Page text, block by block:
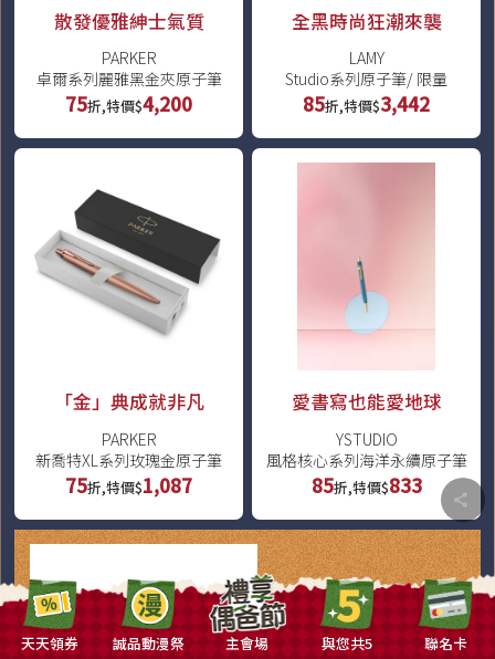
散發優雅紳士氣質
PARKER
卓爾系列麗雅黑金夾原子筆
75折,特價$4,200
全黑時尚狂潮來襲
LAMY
Studio系列原子筆/ 限量
85折,特價$3,442
「金」典成就非凡
PARKER
新喬特XL系列玫瑰金原子筆
75折,特價$1,087
愛書寫也能愛地球
YSTUDIO
風格核心系列海洋永續原子筆
85折,特價$833
摩登風格時尚登場
CROSS